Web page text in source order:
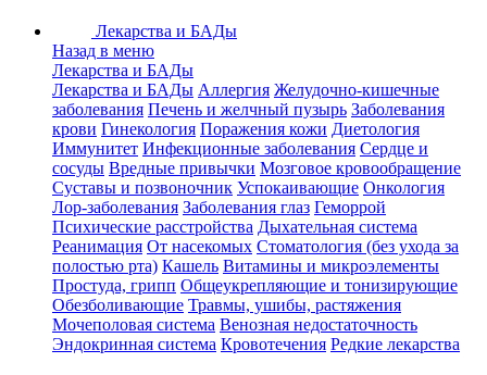
Лекарства и БАДы
Назад в меню
Лекарства и БАДы
Лекарства и БАДы Аллергия Желудочно-кишечные
заболевания Печень и желчный пузырь Заболевания
крови Гинекология Поражения кожи Диетология
Иммунитет Инфекционные заболевания Сердце и
сосуды Вредные привычки Мозговое кровообращение
Суставы и позвоночник Успокаивающие Онкология
Лор-заболевания Заболевания глаз Геморрой
Психические расстройства Дыхательная система
Реанимация От насекомых Стоматология (без ухода за
полостью рта) Кашель Витамины и микроэлементы
Простуда, грипп Общеукрепляющие и тонизирующие
Обезболивающие Травмы, ушибы, растяжения
Мочеполовая система Венозная недостаточность
Эндокринная система Кровотечения Редкие лекарства